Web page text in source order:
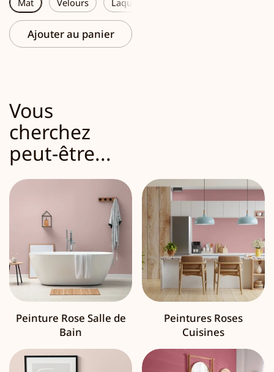
Ajouter au panier
Vous
cherchez
peut-être...
Peinture Rose Salle de
Bain
Peintures Roses
Cuisines